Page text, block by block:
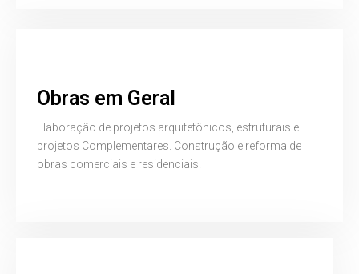
Obras em Geral
Elaboração de projetos arquitetônicos, estruturais e
projetos Complementares. Construção e reforma de
obras comerciais e residenciais.